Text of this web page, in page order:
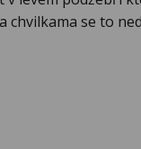
chvilkama se to